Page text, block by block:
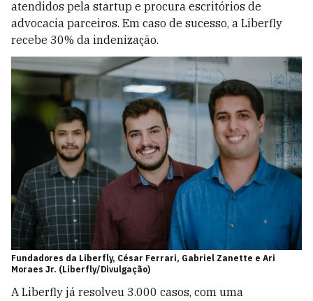
atendidos pela startup e procura escritórios de
advocacia parceiros. Em caso de sucesso, a Liberfly
recebe 30% da indenização.
Fundadores da Liberfly, César Ferrari, Gabriel Zanette e Ari
Moraes Jr. (Liberfly/Divulgação)
A Liberfly já resolveu 3.000 casos, com uma